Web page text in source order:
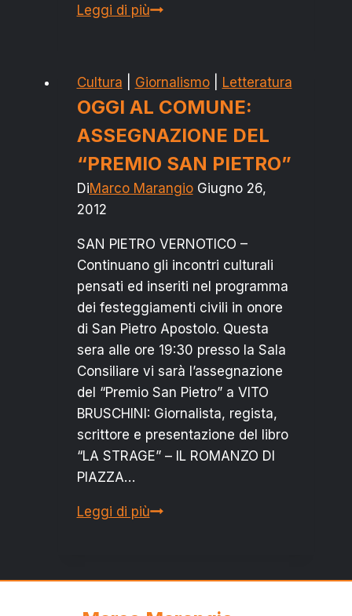
Leggi di piùLECCE:
IMPRENDITORE
A
16
ANNI
Cultura Giornalismo| Letteratura
OGGI AL COMUNE:
ASSEGNAZIONE DEL
“PREMIO SAN PIETRO”
DiMarco Marangio Giugno 26,
2012
SAN PIETRO VERNOTICO –
Continuano gli incontri culturali
pensati ed inseriti nel programma
dei festeggiamenti civili in onore
di San Pietro Apostolo. Questa
sera alle ore 19:30 presso la Sala
Consiliare vi sarà l’assegnazione
del “Premio San Pietro” a VITO
BRUSCHINI: Giornalista, regista,
scrittore e presentazione del libro
“LA STRAGE” – IL ROMANZO DI
PIAZZA…
Leggi di piùOGGI